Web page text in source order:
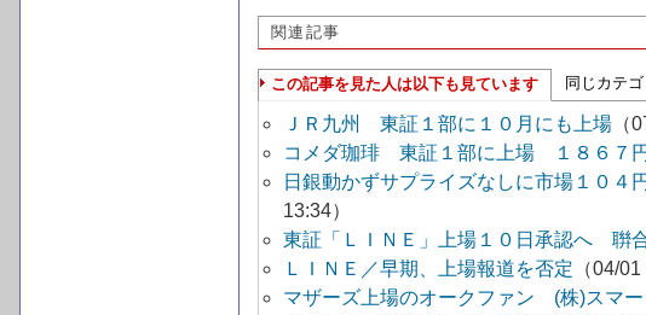
関連記事
この記事を見た人は以下も見ています 同じカテゴ
ＪＲ九州 東証１部に１０月にも上場 （
コメダ珈琲 東証１部に上場 １８６７
日銀動かずサプライズなしに市場１０
13:34）
東証「ＬＩＮＥ」上場１０日承認へ 聨
ＬＩＮＥ／早期、上場報道を否定 （04/01
マザーズ上場のオークファン (株)スマ